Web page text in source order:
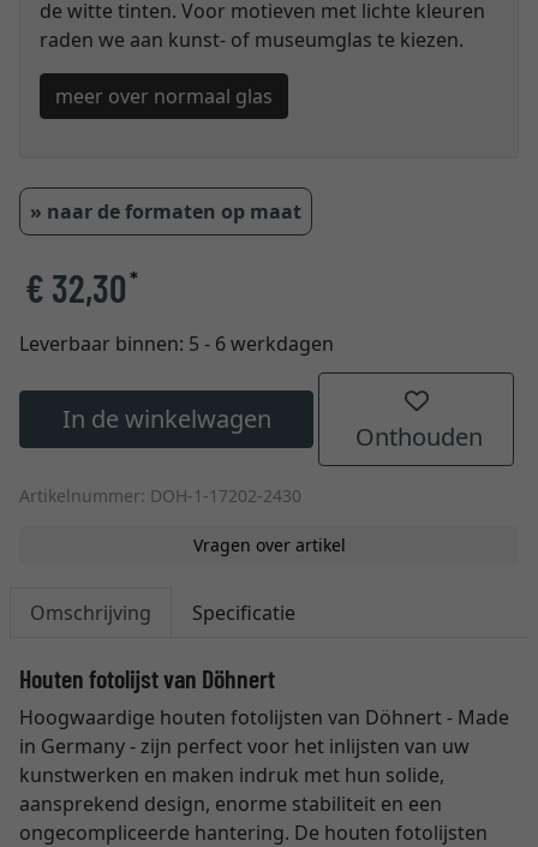
de witte tinten. Voor motieven met lichte kleuren
raden we aan kunst- of museumglas te kiezen.
meer over normaal glas
» naar de formaten op maat
€ 32,30*
Leverbaar binnen: 5 - 6 werkdagen
In de winkelwagen
Onthouden
Artikelnummer: DOH-1-17202-2430
Vragen over artikel
Omschrijving Specificatie
Houten fotolijst van Döhnert
Hoogwaardige houten fotolijsten van Döhnert - Made
in Germany - zijn perfect voor het inlijsten van uw
kunstwerken en maken indruk met hun solide,
aansprekend design, enorme stabiliteit en een
ongecompliceerde hantering. De houten fotolijsten